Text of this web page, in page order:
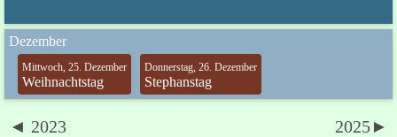
Dezember
Mittwoch, 25. Dezember
Weihnachtstag
Donnerstag, 26. Dezember
Stephanstag
◄ 2023 2025►